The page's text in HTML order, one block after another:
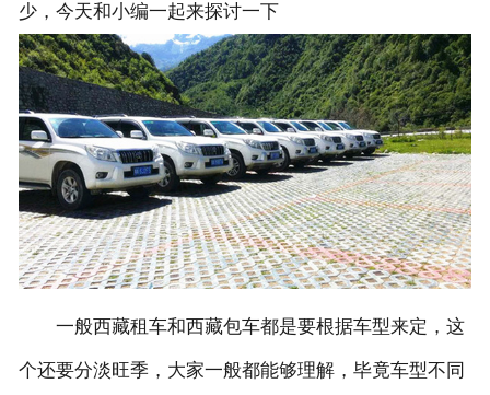
租车价格
成功案例
关于我们
联系我们
少，今天和小编一起来探讨一下
一般西藏租车和西藏包车都是要根据车型来定，这
个还要分淡旺季，大家一般都能够理解，毕竟车型不同